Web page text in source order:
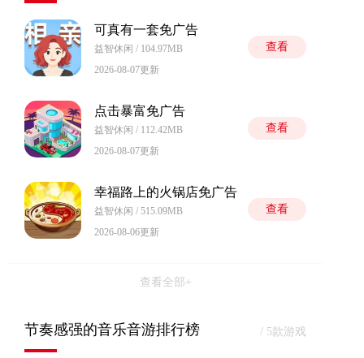
可真有一套免广告
益智休闲 / 104.97MB
2026-08-07更新
查看
点击暴富免广告
益智休闲 / 112.42MB
2026-08-07更新
查看
幸福路上的火锅店免广告
益智休闲 / 515.09MB
2026-08-06更新
查看
查看全部+
节奏感强的音乐音游排行榜 / 5款游戏